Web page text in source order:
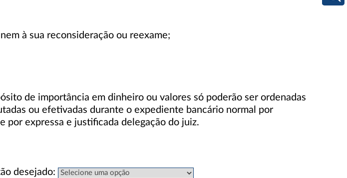
à sua reconsideração ou reexame;
de importância em dinheiro ou valores só poderão ser ordenadas
ou efetivadas durante o expediente bancário normal por
expressa e justificada delegação do juiz.
desejado: